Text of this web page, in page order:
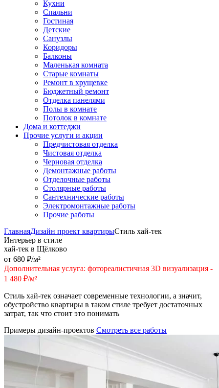
Кухни
Спальни
Гостиная
Детские
Санузлы
Коридоры
Балконы
Маленькая комната
Старые комнаты
Ремонт в хрущевке
Бюджетный ремонт
Отделка панелями
Полы в комнате
Потолок в комнате
Дома и коттеджи
Прочие услуги и акции
Предчистовая отделка
Чистовая отделка
Черновая отделка
Демонтажные работы
Отделочные работы
Столярные работы
Сантехнические работы
Электромонтажные работы
Прочие работы
ГлавнаяДизайн проект квартирыСтиль хай-тек
Интерьер в стиле
хай-тек в Щёлково
от 680 ₽/м²
Дополнительная услуга: фотореалистичная 3D визуализация -
1 480 ₽/м²
Стиль хай-тек означает современные технологии, а значит,
обустройство квартиры в таком стиле требует достаточных
затрат, так что стоит это понимать
Примеры дизайн-проектов Смотреть все работы